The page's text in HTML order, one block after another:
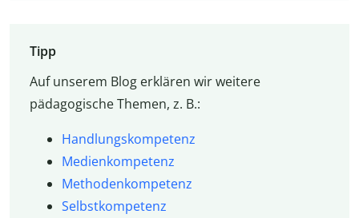
Tipp
Auf unserem Blog erklären wir weitere
pädagogische Themen, z. B.:
Handlungskompetenz
Medienkompetenz
Methodenkompetenz
Selbstkompetenz